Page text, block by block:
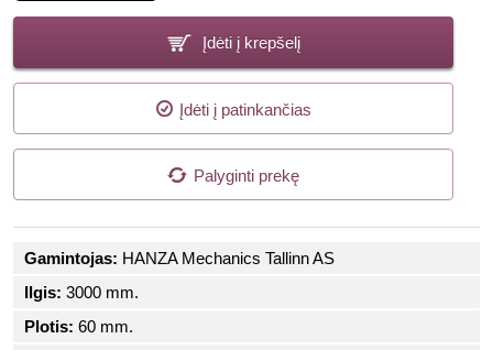
Įdėti į krepšelį
Įdėti į patinkančias
Palyginti prekę
Gamintojas: HANZA Mechanics Tallinn AS
Ilgis: 3000 mm.
Plotis: 60 mm.